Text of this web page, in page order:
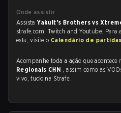
Onde assistir
AssistaYakult's Brothers vs
strafe.com, Twitch and Youtube. Para
esta, visite o Calendário de
Acompanhe toda a ação que acontece
Regionals CHN , assim como as
vivo, tudo na Strafe.